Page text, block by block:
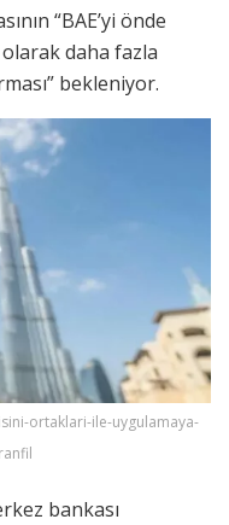
“BAE’yi önde
daha fazla
bekleniyor.
ortaklari-ile-uygulamaya-
bankası